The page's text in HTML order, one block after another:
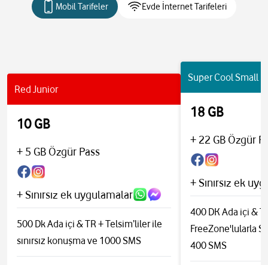
Mobil Tarifeler Evde İnternet Tarifeleri
Red Junior
10 GB
+ 5 GB Özgür Pass
+ Sınırsız ek uygulamalar
500 Dk Ada içi & TR + Telsim’liler ile
sınırsız konuşma ve 1000 SMS
Super Cool Small
18 GB
+ 22 GB Özgür
+ Sınırsız ek
400 DK Ada içi &
FreeZone'lularla
400 SMS